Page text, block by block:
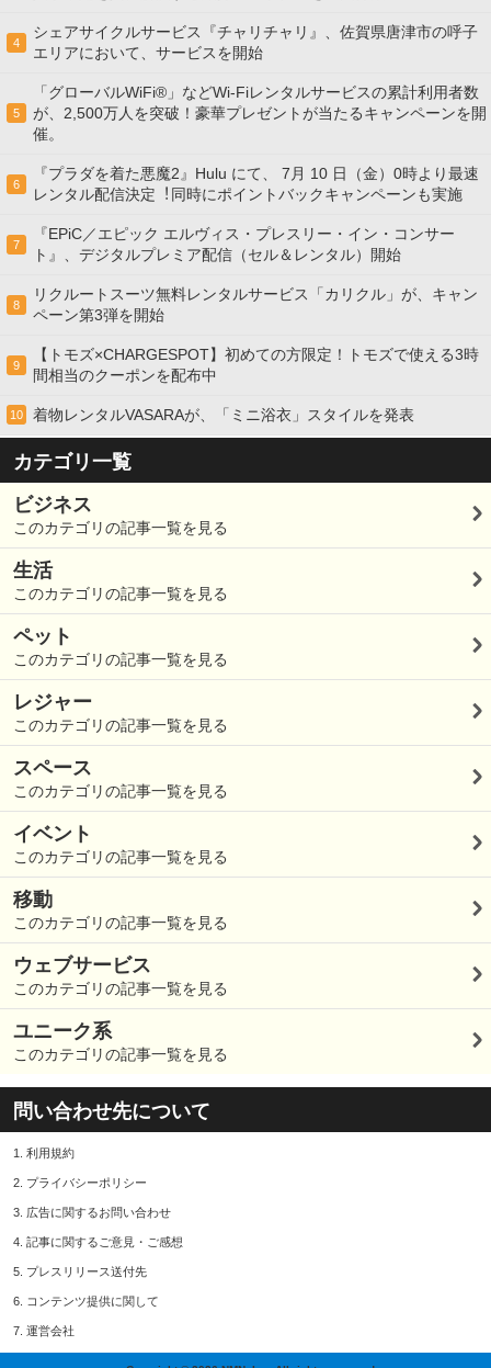
4
シェアサイクルサービス『チャリチャリ』、佐賀県唐津市の呼子
エリアにおいて、サービスを開始
5
「グローバルWiFi®」などWi-Fiレンタルサービスの累計利用者数
が、2,500万人を突破！豪華プレゼントが当たるキャンペーンを開
催。
6
『プラダを着た悪魔2』Hulu にて、 7⽉ 10 ⽇（金）0時より最速
レンタル配信決定︕同時にポイントバックキャンペーンも実施
7
『EPiC／エピック エルヴィス・プレスリー・イン・コンサー
ト』、デジタルプレミア配信（セル＆レンタル）開始
8
リクルートスーツ無料レンタルサービス「カリクル」が、キャン
ペーン第3弾を開始
9
【トモズ×CHARGESPOT】初めての方限定！トモズで使える3時
間相当のクーポンを配布中
10 着物レンタルVASARAが、「ミニ浴衣」スタイルを発表
カテゴリ一覧
ビジネス
このカテゴリの記事一覧を見る
生活
このカテゴリの記事一覧を見る
ペット
このカテゴリの記事一覧を見る
レジャー
このカテゴリの記事一覧を見る
スペース
このカテゴリの記事一覧を見る
イベント
このカテゴリの記事一覧を見る
移動
このカテゴリの記事一覧を見る
ウェブサービス
このカテゴリの記事一覧を見る
ユニーク系
このカテゴリの記事一覧を見る
問い合わせ先について
1. 利用規約
2. プライバシーポリシー
3. 広告に関するお問い合わせ
4. 記事に関するご意見・ご感想
5. プレスリリース送付先
6. コンテンツ提供に関して
7. 運営会社